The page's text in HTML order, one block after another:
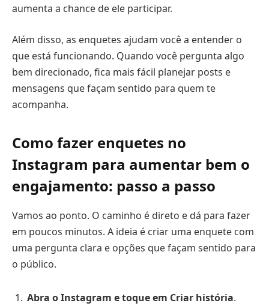
aumenta a chance de ele participar.
Além disso, as enquetes ajudam você a entender o
que está funcionando. Quando você pergunta algo
bem direcionado, fica mais fácil planejar posts e
mensagens que façam sentido para quem te
acompanha.
Como fazer enquetes no
Instagram para aumentar bem o
engajamento: passo a passo
Vamos ao ponto. O caminho é direto e dá para fazer
em poucos minutos. A ideia é criar uma enquete com
uma pergunta clara e opções que façam sentido para
o público.
Abra o Instagram e toque em Criar história.